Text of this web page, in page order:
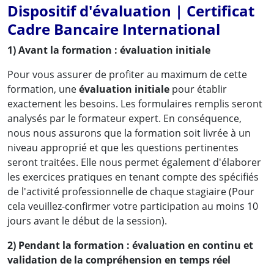
Dispositif d'évaluation | Certificat
Cadre Bancaire International
1) Avant la formation : évaluation initiale
Pour vous assurer de profiter au maximum de cette
formation, uneévaluation initiale pour établir
exactement les besoins. Les formulaires remplis seront
analysés par le formateur expert. En conséquence,
nous nous assurons que la formation soit livrée à un
niveau approprié et que les questions pertinentes
seront traitées. Elle nous permet également d'élaborer
les exercices pratiques en tenant compte des spécifiés
de l'activité professionnelle de chaque stagiaire (Pour
cela veuillez-confirmer votre participation au moins 10
jours avant le début de la session).
2) Pendant la formation : évaluation en continu et
validation de la compréhension en temps réel